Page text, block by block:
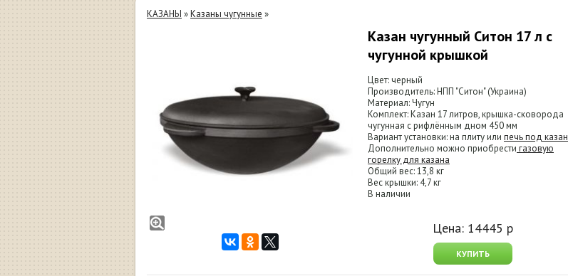
КАЗАНЫ »Казаны чугунные »
Казан чугунный Ситон 17 л с
чугунной крышкой
Цвет: черный
Производитель: НПП "Ситон" (Украина)
Материал: Чугун
Комплект: Казан 17 литров, крышка-сковорода
чугунная с рифлённым дном 450 мм
Вариант установки: на плиту или печь под казан
Дополнительно можно приобрести газовую
горелку для казана
Общий вес: 13,8 кг
Вес крышки: 4,7 кг
В наличии
Цена: 14445 р
КУПИТЬ